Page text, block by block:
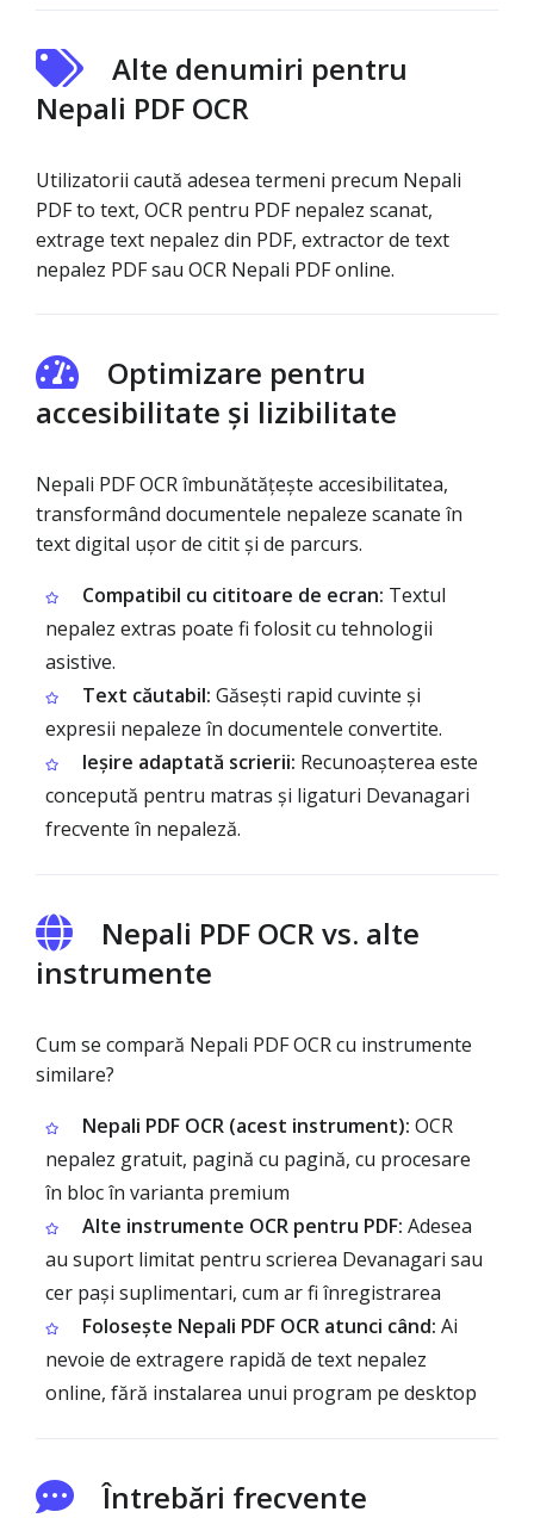
Alte denumiri pentru
Nepali PDF OCR
Utilizatorii caută adesea termeni precum Nepali
PDF to text, OCR pentru PDF nepalez scanat,
extrage text nepalez din PDF, extractor de text
nepalez PDF sau OCR Nepali PDF online.
Optimizare pentru
accesibilitate și lizibilitate
Nepali PDF OCR îmbunătățește accesibilitatea,
transformând documentele nepaleze scanate în
text digital ușor de citit și de parcurs.
Compatibil cu cititoare de ecran: Textul
nepalez extras poate fi folosit cu tehnologii
asistive.
Text căutabil: Găsești rapid cuvinte și
expresii nepaleze în documentele convertite.
Ieșire adaptată scrierii: Recunoașterea este
concepută pentru matras și ligaturi Devanagari
frecvente în nepaleză.
Nepali PDF OCR vs. alte
instrumente
Cum se compară Nepali PDF OCR cu instrumente
similare?
Nepali PDF OCR (acest instrument): OCR
nepalez gratuit, pagină cu pagină, cu procesare
în bloc în varianta premium
Alte instrumente OCR pentru PDF: Adesea
au suport limitat pentru scrierea Devanagari sau
cer pași suplimentari, cum ar fi înregistrarea
Folosește Nepali PDF OCR atunci când: Ai
nevoie de extragere rapidă de text nepalez
online, fără instalarea unui program pe desktop
Întrebări frecvente